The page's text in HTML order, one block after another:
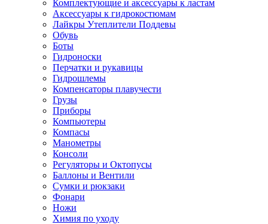
Комплектующие и аксессуары к ластам
Аксессуары к гидрокостюмам
Лайкры Утеплители Поддевы
Обувь
Боты
Гидроноски
Перчатки и рукавицы
Гидрошлемы
Компенсаторы плавучести
Грузы
Приборы
Компьютеры
Компасы
Манометры
Консоли
Регуляторы и Октопусы
Баллоны и Вентили
Сумки и рюкзаки
Фонари
Ножи
Химия по уходу